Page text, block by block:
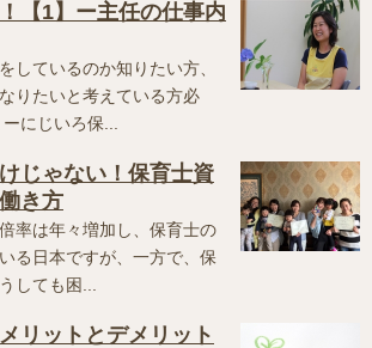
【1】ー主任の仕事内
しているのか知りたい方、
りたいと考えている方必
にじいろ保...
じゃない！保育士資
き方
率は年々増加し、保育士の
る日本ですが、一方で、保
しても困...
リットとデメリット